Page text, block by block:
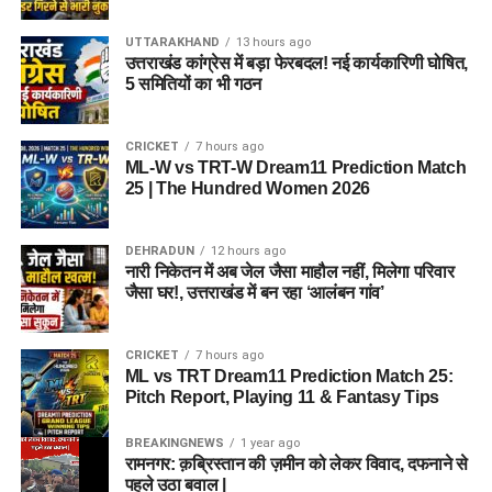
ओवर्स करने वाले ऑलराउंडर्स
शामिल हैं।
Team 2: Grand League (GL)
Winning Combination
Wicket-keeper:
Batters:James Vince, Ashton Turner, Rovman
Powell
All-Rounders:
Wasim
Bowlers:Trent Boult (VC), Lockie Ferguson, Luke
Wood, Michael Henry
Katie George
Josie Groves(गेंदबाज)
Alana King
Kirstie Gordon(स्पिनर)
Cassidy McCarthy(तेज गेंदबाज)
Natasha Wraith
Alexa Stonehouse(गेंदबाज)
6. टॉप फैंटेसी पिक्स और मस्ट-हैव प्लेयर्स
(Must-Have Players for
Dream11)
1. Hayley Matthews (ML-W)
गेंदबाजी
पहली पारी औसत स्कोर
155 रन
BPH vs SUL Weather Report
Edgbaston में मौसम क्रिकेट के लिए अनुकूल रहने की उम्मीद है।
तापमान
मौसम
साफ और धूप वाला
बारिश की संभावना
पूरा मुकाबला बिना किसी रुकावट के खेले जाने की संभावना है।
BPH vs SUL Toss Prediction
हमारे विश्लेषण के अनुसार घरेलू टीम
UTTARAKHAND 13 hours ago
उत्तराखंड कांग्रेस में बड़ा फेरबदल! नई कार्यकारिणी घोषित,
5 समितियों का भी गठन
CRICKET 7 hours ago
ML-W vs TRT-W Dream11 Prediction Match
25 | The Hundred Women 2026
DEHRADUN 12 hours ago
नारी निकेतन में अब जेल जैसा माहौल नहीं, मिलेगा परिवार
जैसा घर!, उत्तराखंड में बन रहा ‘आलंबन गांव’
CRICKET 7 hours ago
ML vs TRT Dream11 Prediction Match 25:
Pitch Report, Playing 11 & Fantasy Tips
BREAKINGNEWS 1 year ago
रामनगर: क़ब्रिस्तान की ज़मीन को लेकर विवाद, दफनाने से
पहले उठा बवाल |